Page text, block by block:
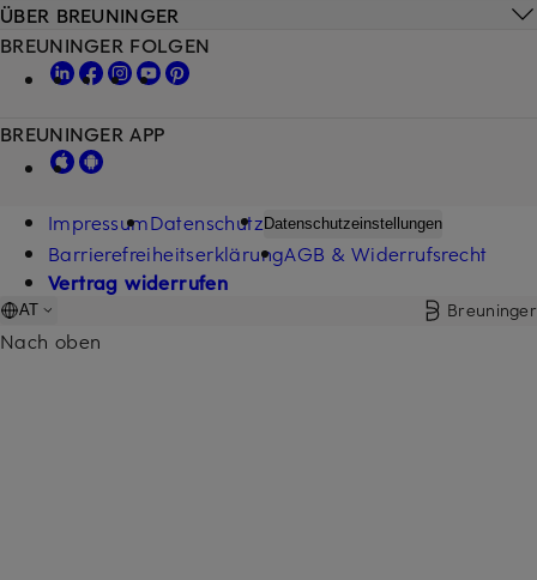
ÜBER BREUNINGER
BREUNINGER FOLGEN
BREUNINGER APP
ImpressumDatenschutz Datenschutzeinstellungen
BarrierefreiheitserklärungAGB & Widerrufsrecht
Vertrag widerrufen
AT Breuninger
Nach oben